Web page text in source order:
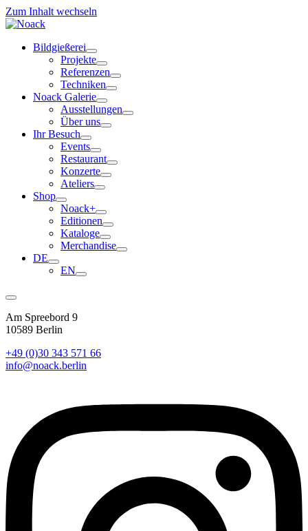
Zum Inhalt wechseln
Bildgießerei
Projekte
Referenzen
Techniken
Noack Galerie
Ausstellungen
Über uns
Ihr Besuch
Events
Restaurant
Konzerte
Ateliers
Shop
Noack+
Editionen
Kataloge
Merchandise
DE
EN
Am Spreebord 9
10589 Berlin
+49 (0)30 343 571 66
info@noack.berlin